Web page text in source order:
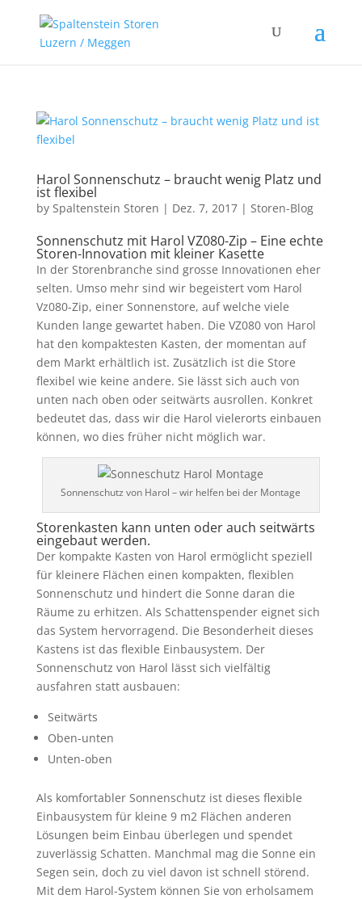
Harol Sonnenschutz – braucht wenig Platz und
ist flexibel
by Spaltenstein Storen | Dez. 7, 2017| Storen-Blog
Sonnenschutz mit Harol VZ080-Zip – Eine echte
Storen-Innovation mit kleiner Kasette
In der Storenbranche sind grosse Innovationen eher
selten. Umso mehr sind wir begeistert vom Harol
Vz080-Zip, einer Sonnenstore, auf welche viele
Kunden lange gewartet haben. Die VZ080 von Harol
hat den kompaktesten Kasten, der momentan auf
dem Markt erhältlich ist. Zusätzlich ist die Store
flexibel wie keine andere. Sie lässt sich auch von
unten nach oben oder seitwärts ausrollen. Konkret
bedeutet das, dass wir die Harol vielerorts einbauen
können, wo dies früher nicht möglich war.
Sonnenschutz von Harol – wir helfen bei der Montage
Storenkasten kann unten oder auch seitwärts
eingebaut werden.
Der kompakte Kasten von Harol ermöglicht speziell
für kleinere Flächen einen kompakten, flexiblen
Sonnenschutz und hindert die Sonne daran die
Räume zu erhitzen. Als Schattenspender eignet sich
das System hervorragend. Die Besonderheit dieses
Kastens ist das flexible Einbausystem. Der
Sonnenschutz von Harol lässt sich vielfältig
ausfahren statt ausbauen:
Seitwärts
Oben-unten
Unten-oben
Als komfortabler Sonnenschutz ist dieses flexible
Einbausystem für kleine 9 m2 Flächen anderen
Lösungen beim Einbau überlegen und spendet
zuverlässig Schatten. Manchmal mag die Sonne ein
Segen sein, doch zu viel davon ist schnell störend.
Mit dem Harol-System können Sie von erholsamem